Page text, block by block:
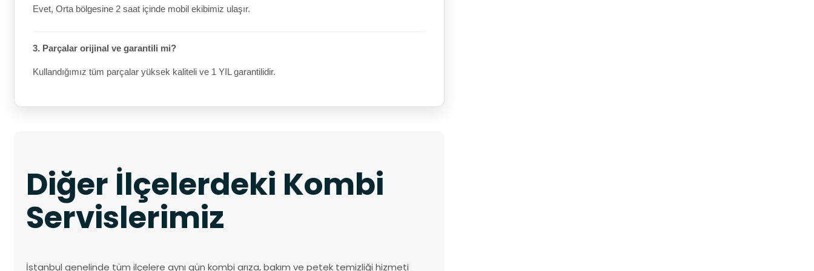
Evet, Orta bölgesine 2 saat içinde mobil ekibimiz ulaşır.
3. Parçalar orijinal ve garantili mi?
Kullandığımız tüm parçalar yüksek kaliteli ve 1 YIL garantilidir.
Diğer İlçelerdeki Kombi
Servislerimiz
İstanbul genelinde tüm ilçelere aynı gün kombi arıza, bakım ve petek temizliği hizmeti